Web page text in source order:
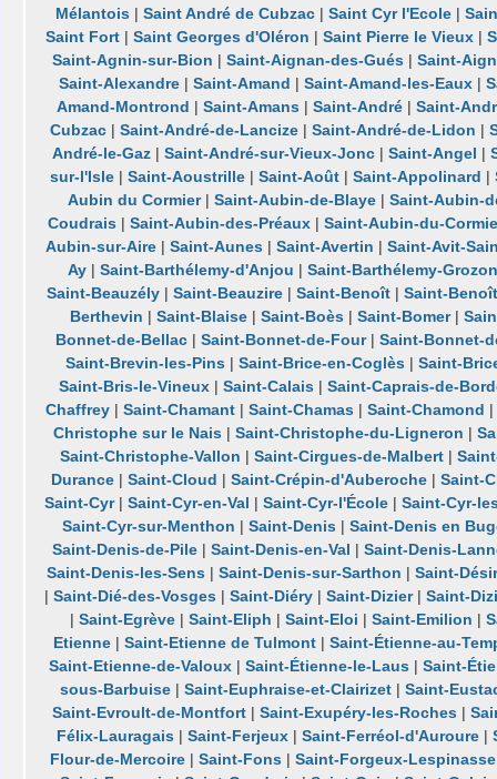
Mélantois| Saint André de Cubzac| Saint Cyr l'Ecole|
Saint Fort |Saint Georges d'Oléron |Saint Pierre le Vieux |
Saint-Agnin-sur-Bion | Saint-Aignan-des-Gués| Saint-
Saint-Alexandre |Saint-Amand |Saint-Amand-les-Eaux |
Amand-Montrond |Saint-Amans |Saint-André |Saint-
Cubzac |Saint-André-de-Lancize |Saint-André-de-Lidon |
André-le-Gaz |Saint-André-sur-Vieux-Jonc |Saint-Angel |
sur-l'Isle| Saint-Aoustrille| Saint-Août| Saint-Appolinard |
Aubin du Cormier|Saint-Aubin-de-Blaye |Saint-Aubin-
Coudrais |Saint-Aubin-des-Préaux |Saint-Aubin-du-
Aubin-sur-Aire |Saint-Aunes |Saint-Avertin |Saint-Avit-
Ay| Saint-Barthélemy-d'Anjou | Saint-Barthélemy-Grozon
Saint-Beauzély |Saint-Beauzire |Saint-Benoît |Saint-
Berthevin | Saint-Blaise| Saint-Boès| Saint-Bomer|
Bonnet-de-Bellac| Saint-Bonnet-de-Four| Saint-Bonnet-
Saint-Brevin-les-Pins| Saint-Brice-en-Coglès| Saint-
Saint-Bris-le-Vineux |Saint-Calais |Saint-Caprais-de-
Chaffrey| Saint-Chamant| Saint-Chamas| Saint-Chamond |
Christophe sur le Nais| Saint-Christophe-du-Ligneron |
Saint-Christophe-Vallon |Saint-Cirgues-de-Malbert |
Durance| Saint-Cloud | Saint-Crépin-d'Auberoche| Saint-
Saint-Cyr|Saint-Cyr-en-Val |Saint-Cyr-l'École |Saint-Cyr-
Saint-Cyr-sur-Menthon |Saint-Denis |Saint-Denis en
Saint-Denis-de-Pile |Saint-Denis-en-Val |Saint-Denis-
Saint-Denis-les-Sens |Saint-Denis-sur-Sarthon |Saint-
|Saint-Dié-des-Vosges |Saint-Diéry |Saint-Dizier|Saint-
| Saint-Egrève| Saint-Eliph | Saint-Eloi | Saint-Emilion |
Etienne |Saint-Etienne de Tulmont |Saint-Étienne-au-
Saint-Etienne-de-Valoux| Saint-Étienne-le-Laus| Saint-
sous-Barbuise |Saint-Euphraise-et-Clairizet |Saint-
Saint-Evroult-de-Montfort| Saint-Exupéry-les-Roches|
Félix-Lauragais| Saint-Ferjeux| Saint-Ferréol-d'Auroure|
Flour-de-Mercoire |Saint-Fons |Saint-Forgeux-Lespinasse